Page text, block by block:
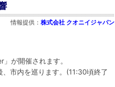
情報提供： 株式会社 クオニイジャパン
が開催されます。
市内を巡ります。(11:30頃終了